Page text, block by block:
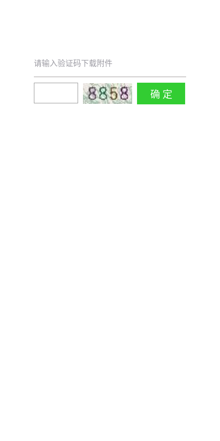
请输入验证码下载附件